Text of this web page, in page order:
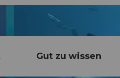
Gut zu wissen